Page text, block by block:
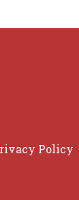
Policy